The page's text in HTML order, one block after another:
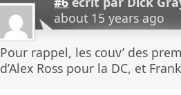
about 15 years ago
Pour rappel, les couv’ des
d’Alex Ross pour la DC, et